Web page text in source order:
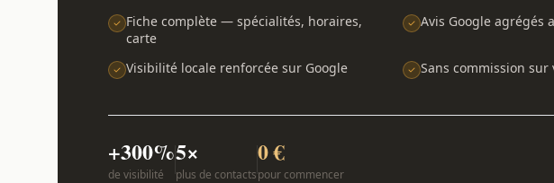
Fiche complète — spécialités, horaires,
carte
Avis Google agrégés
Visibilité locale renforcée sur Google Sans commission sur
+300%
de visibilité
5×
plus de contacts
0 €
pour commencer